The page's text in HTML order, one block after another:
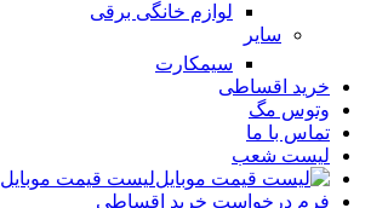
لوازم خانگی برقی
سایر
سیمکارت
خرید اقساطی
وتوس مگ
تماس با ما
لیست شعب
لیست قیمت موبایل
فرم درخواست خرید اقساطی